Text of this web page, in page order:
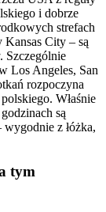
i dobrze
strefach
Kansas City – są
Szczególnie
Los Angeles, San
rozpoczyna
Właśnie
są
z łóżka,
tym